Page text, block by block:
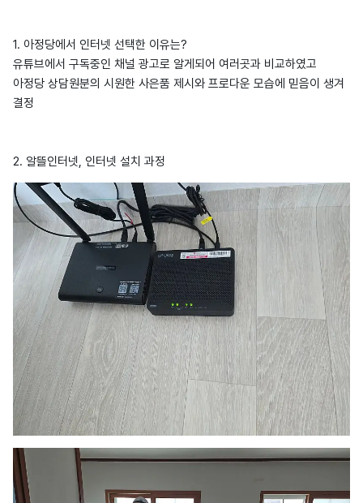
1. 아정당에서 인터넷 선택한 이유는?
유튜브에서 구독중인 채널 광고로 알게되어 여러곳과 비교하였고
아정당 상담원분의 시원한 사은품 제시와 프로다운 모습에 믿음이 생겨
결정
2. 알뜰인터넷, 인터넷 설치 과정